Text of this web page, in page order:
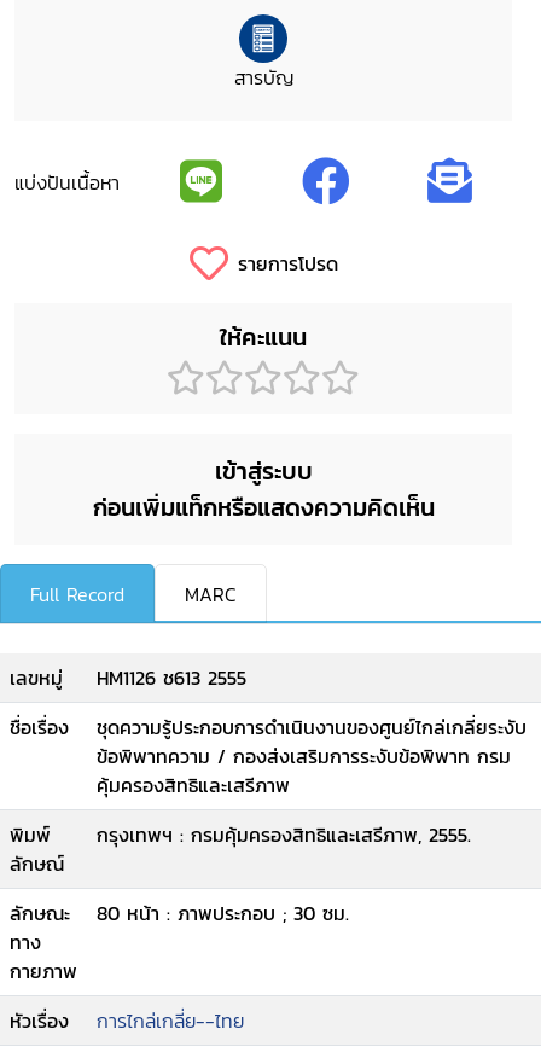
สารบัญ
แบ่งปันเนื้อหา
รายการโปรด
ให้คะแนน
เข้าสู่ระบบ
ก่อนเพิ่มแท็กหรือแสดงความคิดเห็น
Full Record MARC
เลขหมู่
HM1126 ช613 2555
ชื่อเรื่อง
ชุดความรู้ประกอบการดำเนินงานของศูนย์ไกล่เกลี่ยระงับ
ข้อพิพาทความ / กองส่งเสริมการระงับข้อพิพาท กรม
คุ้มครองสิทธิและเสรีภาพ
พิมพ์
ลักษณ์
กรุงเทพฯ : กรมคุ้มครองสิทธิและเสรีภาพ, 2555.
ลักษณะ
ทาง
กายภาพ
80 หน้า : ภาพประกอบ ; 30 ซม.
หัวเรื่อง
การไกล่เกลี่ย--ไทย